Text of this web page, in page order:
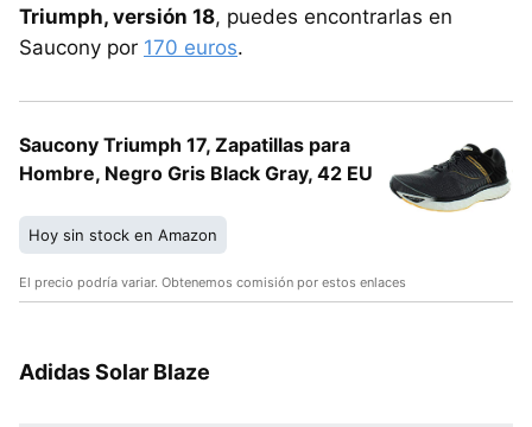
Triumph, versión 18, puedes encontrarlas en
Saucony por 170 euros.
Saucony Triumph 17, Zapatillas para
Hombre, Negro Gris Black Gray, 42 EU
Hoy sin stock en Amazon
El precio podría variar. Obtenemos comisión por estos enlaces
Adidas Solar Blaze